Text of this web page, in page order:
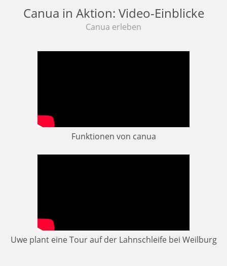
Canua in Aktion: Video-Einblicke
Canua erleben
Funktionen von canua
Uwe plant eine Tour auf der Lahnschleife bei Weilburg